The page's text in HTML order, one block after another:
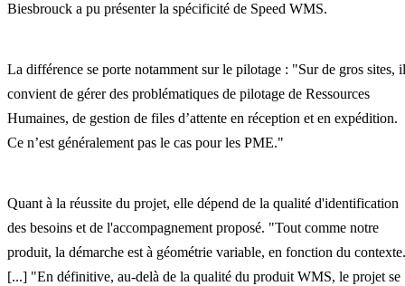
Biesbrouck a pu présenter la spécificité de Speed WMS.
La différence se porte notamment sur le pilotage : "Sur de gros sites, il
convient de gérer des problématiques de pilotage de Ressources
Humaines, de gestion de files d’attente en réception et en expédition.
Ce n’est généralement pas le cas pour les PME."
Quant à la réussite du projet, elle dépend de la qualité d'identification
des besoins et de l'accompagnement proposé. "Tout comme notre
produit, la démarche est à géométrie variable, en fonction du
[...] "En définitive, au-delà de la qualité du produit WMS, le projet se